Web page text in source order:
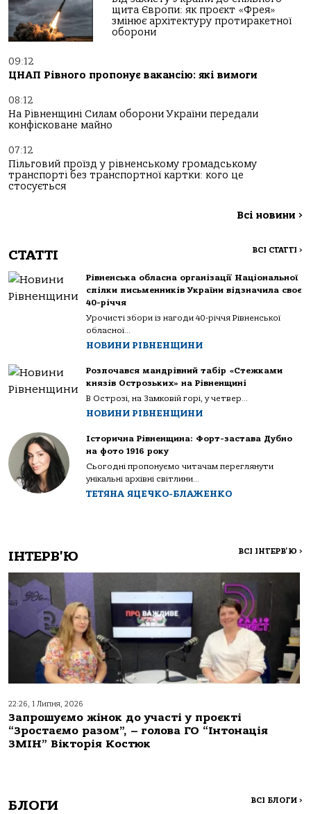
щита Європи: як проєкт «Фрея»
змінює архітектуру протиракетної
оборони
09:12
ЦНАП Рівного пропонує вакансію: які вимоги
08:12
На Рівненщині Силам оборони України передали
конфісковане майно
07:12
Пільговий проїзд у рівненському громадському
транспорті без транспортної картки: кого це
стосується
Всі новини >
СТАТТІ ВСІ СТАТТІ >
Рівненська обласна організації Національної
спілки письменників України відзначила своє
40-річчя
Урочисті збори із нагоди 40-річчя Рівненської
обласної...
НОВИНИ РІВНЕНЩИНИ
Розпочався мандрівний табір «Стежками
князів Острозьких» на Рівненщині
В Острозі, на Замковій горі, у четвер...
НОВИНИ РІВНЕНЩИНИ
Історична Рівненщина: Форт-застава Дубно
на фото 1916 року
Сьогодні пропонуємо читачам переглянути
унікальні архівні світлини...
ТЕТЯНА ЯЦЕЧКО-БЛАЖЕНКО
ІНТЕРВ'Ю ВСІ ІНТЕРВ'Ю >
22:26, 1 Липня, 2026
Запрошуємо жінок до участі у проєкті
“Зростаємо разом”, – голова ГО “Інтонація
ЗМІН” Вікторія Костюк
БЛОГИ ВСІ БЛОГИ >